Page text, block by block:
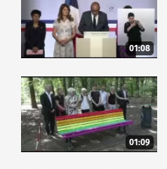
01:08
01:09